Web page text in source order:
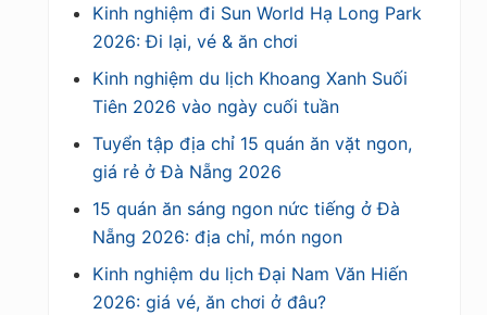
Kinh nghiệm đi Sun World Hạ Long Park
2026: Đi lại, vé & ăn chơi
Kinh nghiệm du lịch Khoang Xanh Suối
Tiên 2026 vào ngày cuối tuần
Tuyển tập địa chỉ 15 quán ăn vặt ngon,
giá rẻ ở Đà Nẵng 2026
15 quán ăn sáng ngon nức tiếng ở Đà
Nẵng 2026: địa chỉ, món ngon
Kinh nghiệm du lịch Đại Nam Văn Hiến
2026: giá vé, ăn chơi ở đâu?